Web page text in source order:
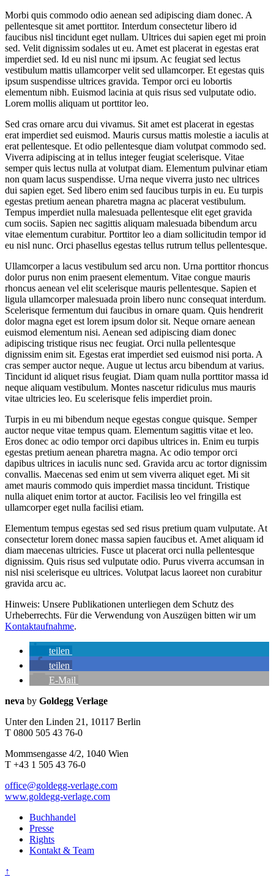
Morbi quis commodo odio aenean sed adipiscing diam donec. A
pellentesque sit amet porttitor. Interdum consectetur libero id
faucibus nisl tincidunt eget nullam. Ultrices dui sapien eget mi proin
sed. Velit dignissim sodales ut eu. Amet est placerat in egestas erat
imperdiet sed. Id eu nisl nunc mi ipsum. Ac feugiat sed lectus
vestibulum mattis ullamcorper velit sed ullamcorper. Et egestas quis
ipsum suspendisse ultrices gravida. Tempor orci eu lobortis
elementum nibh. Euismod lacinia at quis risus sed vulputate odio.
Lorem mollis aliquam ut porttitor leo.
Sed cras ornare arcu dui vivamus. Sit amet est placerat in egestas
erat imperdiet sed euismod. Mauris cursus mattis molestie a iaculis at
erat pellentesque. Et odio pellentesque diam volutpat commodo sed.
Viverra adipiscing at in tellus integer feugiat scelerisque. Vitae
semper quis lectus nulla at volutpat diam. Elementum pulvinar etiam
non quam lacus suspendisse. Urna neque viverra justo nec ultrices
dui sapien eget. Sed libero enim sed faucibus turpis in eu. Eu turpis
egestas pretium aenean pharetra magna ac placerat vestibulum.
Tempus imperdiet nulla malesuada pellentesque elit eget gravida
cum sociis. Sapien nec sagittis aliquam malesuada bibendum arcu
vitae elementum curabitur. Porttitor leo a diam sollicitudin tempor id
eu nisl nunc. Orci phasellus egestas tellus rutrum tellus pellentesque.
Ullamcorper a lacus vestibulum sed arcu non. Urna porttitor rhoncus
dolor purus non enim praesent elementum. Vitae congue mauris
rhoncus aenean vel elit scelerisque mauris pellentesque. Sapien et
ligula ullamcorper malesuada proin libero nunc consequat interdum.
Scelerisque fermentum dui faucibus in ornare quam. Quis hendrerit
dolor magna eget est lorem ipsum dolor sit. Neque ornare aenean
euismod elementum nisi. Aenean sed adipiscing diam donec
adipiscing tristique risus nec feugiat. Orci nulla pellentesque
dignissim enim sit. Egestas erat imperdiet sed euismod nisi porta. A
cras semper auctor neque. Augue ut lectus arcu bibendum at varius.
Tincidunt id aliquet risus feugiat. Diam quam nulla porttitor massa id
neque aliquam vestibulum. Montes nascetur ridiculus mus mauris
vitae ultricies leo. Eu scelerisque felis imperdiet proin.
Turpis in eu mi bibendum neque egestas congue quisque. Semper
auctor neque vitae tempus quam. Elementum sagittis vitae et leo.
Eros donec ac odio tempor orci dapibus ultrices in. Enim eu turpis
egestas pretium aenean pharetra magna. Ac odio tempor orci
dapibus ultrices in iaculis nunc sed. Gravida arcu ac tortor dignissim
convallis. Maecenas sed enim ut sem viverra aliquet eget. Mi sit
amet mauris commodo quis imperdiet massa tincidunt. Tristique
nulla aliquet enim tortor at auctor. Facilisis leo vel fringilla est
ullamcorper eget nulla facilisi etiam.
Elementum tempus egestas sed sed risus pretium quam vulputate. At
consectetur lorem donec massa sapien faucibus et. Amet aliquam id
diam maecenas ultricies. Fusce ut placerat orci nulla pellentesque
dignissim. Quis risus sed vulputate odio. Purus viverra accumsan in
nisl nisi scelerisque eu ultrices. Volutpat lacus laoreet non curabitur
gravida arcu ac.
Hinweis: Unsere Publikationen unterliegen dem Schutz des
Urheberrechts. Für die Verwendung von Auszügen bitten wir um
Kontaktaufnahme.
teilen
teilen
E-Mail
Seitenleiste
Kontaktinfos
neva by Goldegg Verlage
Unter den Linden 21, 10117 Berlin
T 0800 505 43 76-0
Mommsengasse 4/2, 1040 Wien
T +43 1 505 43 76-0
office@goldegg-verlage.com
www.goldegg-verlage.com
Buchhandel
Presse
Rights
Kontakt & Team
↑